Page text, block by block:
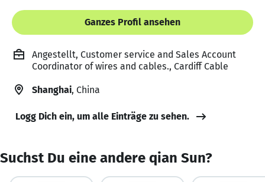
Ganzes Profil ansehen
Angestellt, Customer service and Sales Account
Coordinator of wires and cables., Cardiff Cable
Shanghai, China
Logg Dich ein, um alle Einträge zu sehen.
Suchst Du eine andere qian Sun?